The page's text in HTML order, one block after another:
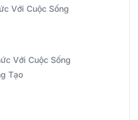
Với Cuộc Sống
Với Cuộc Sống
Tạo